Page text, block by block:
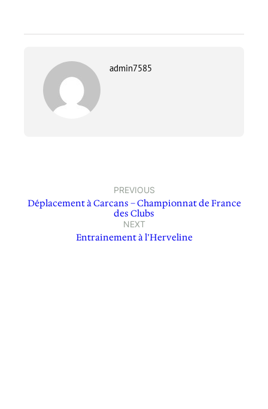
admin7585
PREVIOUS
Déplacement à Carcans – Championnat de France
des Clubs
NEXT
Entrainement à l’Herveline